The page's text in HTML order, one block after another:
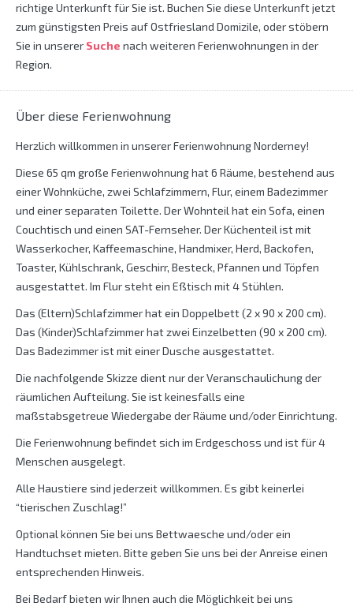
richtige Unterkunft für Sie ist. Buchen Sie diese Unterkunft jetzt
zum günstigsten Preis auf Ostfriesland Domizile, oder stöbern
Sie in unserer Suche nach weiteren Ferienwohnungen in der
Region.
Über diese Ferienwohnung
Herzlich willkommen in unserer Ferienwohnung Norderney!
Diese 65 qm große Ferienwohnung hat 6 Räume, bestehend aus
einer Wohnküche, zwei Schlafzimmern, Flur, einem Badezimmer
und einer separaten Toilette. Der Wohnteil hat ein Sofa, einen
Couchtisch und einen SAT-Fernseher. Der Küchenteil ist mit
Wasserkocher, Kaffeemaschine, Handmixer, Herd, Backofen,
Toaster, Kühlschrank, Geschirr, Besteck, Pfannen und Töpfen
ausgestattet. Im Flur steht ein Eßtisch mit 4 Stühlen.
Das (Eltern)Schlafzimmer hat ein Doppelbett (2 x 90 x 200 cm).
Das (Kinder)Schlafzimmer hat zwei Einzelbetten (90 x 200 cm).
Das Badezimmer ist mit einer Dusche ausgestattet.
Die nachfolgende Skizze dient nur der Veranschaulichung der
räumlichen Aufteilung. Sie ist keinesfalls eine
maßstabsgetreue Wiedergabe der Räume und/oder Einrichtung.
Die Ferienwohnung befindet sich im Erdgeschoss und ist für 4
Menschen ausgelegt.
Alle Haustiere sind jederzeit willkommen. Es gibt keinerlei
“tierischen Zuschlag!”
Optional können Sie bei uns Bettwaesche und/oder ein
Handtuchset mieten. Bitte geben Sie uns bei der Anreise einen
entsprechenden Hinweis.
Bei Bedarf bieten wir Ihnen auch die Möglichkeit bei uns